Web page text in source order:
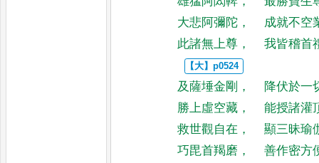
大悲阿彌陀 ，
成就不空
此諸無上尊 ， 我皆稽首
及薩埵金剛 ，
降伏於一
勝上虛空藏 ，
能授諸灌
救世觀自在 ，
顯三昧瑜
巧毘首羯磨 ，
善作密方